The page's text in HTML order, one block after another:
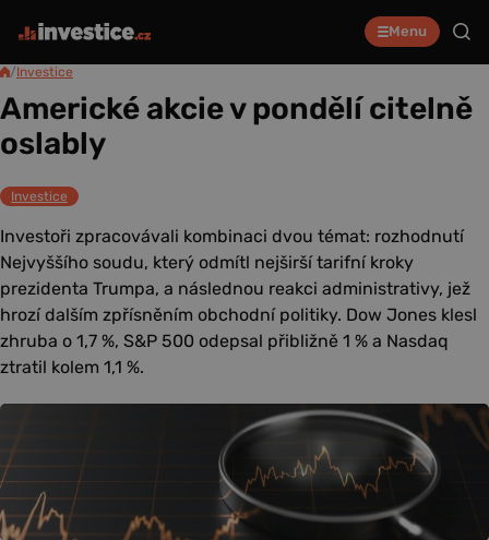
Menu
/Investice
Americké akcie v pondělí citelně
oslably
Investice
Investoři zpracovávali kombinaci dvou témat: rozhodnutí
Nejvyššího soudu, který odmítl nejširší tarifní kroky
prezidenta Trumpa, a následnou reakci administrativy, jež
hrozí dalším zpřísněním obchodní politiky. Dow Jones klesl
zhruba o 1,7 %, S&P 500 odepsal přibližně 1 % a Nasdaq
ztratil kolem 1,1 %.